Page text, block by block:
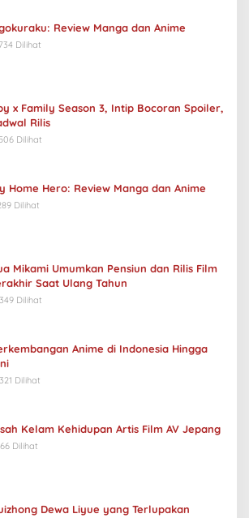
Review Manga dan Anime
Dilihat
x Family Season 3, Intip Bocoran Spoiler,
Rilis
Dilihat
Home Hero: Review Manga dan Anime
Dilihat
Mikami Umumkan Pensiun dan Rilis Film
Saat Ulang Tahun
Dilihat
Anime di Indonesia Hingga
Dilihat
Kelam Kehidupan Artis Film AV Jepang
Dilihat
Dewa Liyue yang Terlupakan